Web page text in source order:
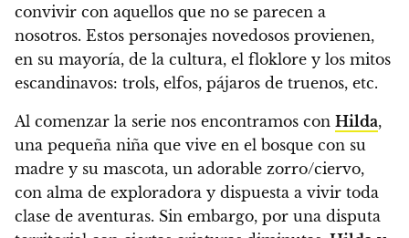
convivir con aquellos que no se parecen a
nosotros. Estos personajes novedosos provienen,
en su mayoría, de la cultura, el floklore y los mitos
escandinavos: trols, elfos, pájaros de truenos, etc.
Al comenzar la serie nos encontramos con Hilda,
una pequeña niña que vive en el bosque con su
madre y su mascota, un adorable zorro/ciervo,
con alma de exploradora y dispuesta a vivir toda
clase de aventuras. Sin embargo, por una disputa